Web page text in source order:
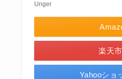
Unger
楽天
Yahooショ